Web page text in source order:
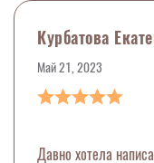
Курбатова
Май 21, 2023
Давно хотела